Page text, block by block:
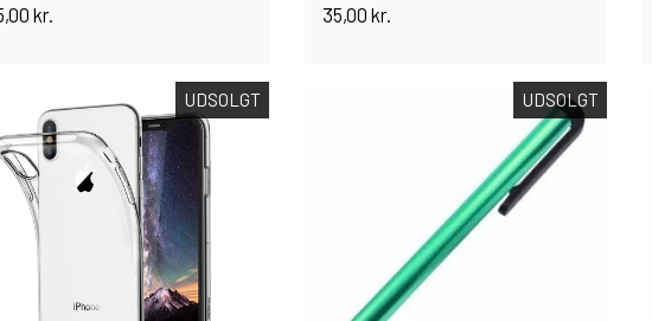
kr.
35,00 kr.
UDSOLGT UDSOLGT